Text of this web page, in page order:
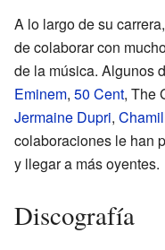
A lo largo de su
de colaborar con
de la música. Algunos
Eminem, 50 Cent, The
Jermaine Dupri,
colaboraciones le han
y llegar a más oyentes.
Discografía